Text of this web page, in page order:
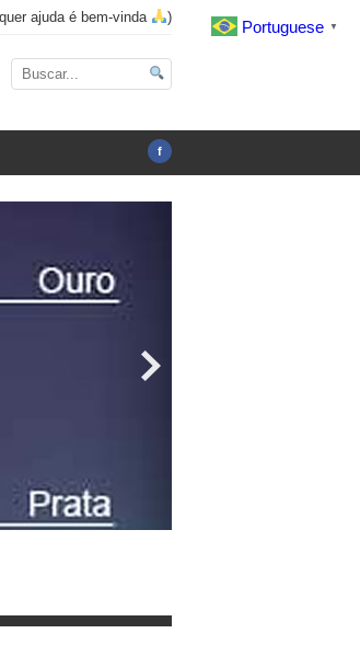
ajuda é bem-vinda )
f
Portuguese ▼